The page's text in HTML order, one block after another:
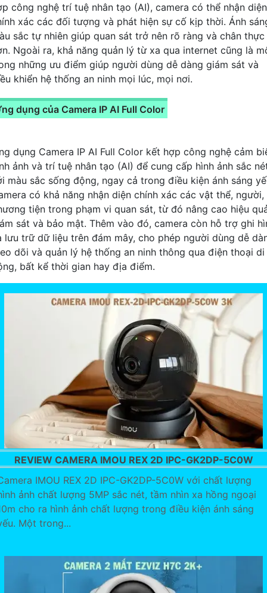
công nghệ trí tuệ nhân tạo (AI), camera có thể nhận diện
xác các đối tượng và phát hiện sự cố kịp thời. Ánh
sắc tự nhiên giúp quan sát trở nên rõ ràng và chân thực
Ngoài ra, khả năng quản lý từ xa qua internet cũng là
những ưu điểm giúp người dùng dễ dàng giám sát và
khiển hệ thống an ninh mọi lúc, mọi nơi.
dụng của Camera IP AI Full Color
dụng Camera IP AI Full Color kết hợp công nghệ cảm
ảnh và trí tuệ nhân tạo (AI) để cung cấp hình ảnh sắc
màu sắc sống động, ngay cả trong điều kiện ánh sáng
có khả năng nhận diện chính xác các vật thể, người,
tiện trong phạm vi quan sát, từ đó nâng cao hiệu
sát và bảo mật. Thêm vào đó, camera còn hỗ trợ ghi
lưu trữ dữ liệu trên đám mây, cho phép người dùng dễ
dõi và quản lý hệ thống an ninh thông qua điện thoại di
bất kể thời gian hay địa điểm.
REVIEW CAMERA IMOU REX 2D IPC-GK2DP-5C0W
IMOU REX 2D IPC-GK2DP-5C0W với chất lượng
ảnh chất lượng 5MP sắc nét, tầm nhìn xa hồng ngoại
cho ra hình ảnh chất lượng trong điều kiện ánh sáng
Một trong...